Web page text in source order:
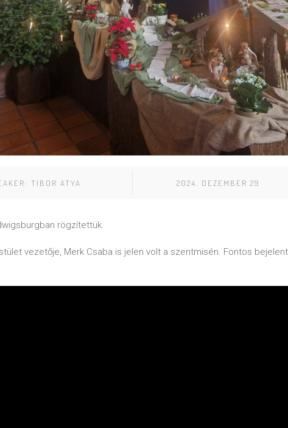
TIBOR ATYA 2024. DEZEMBER 29
rögzítettük.
vezetője, Merk Csaba is jelen volt a szentmisén. Fontos